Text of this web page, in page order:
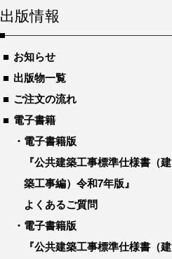
出版情報
お知らせ
出版物一覧
ご注文の流れ
電子書籍
電子書籍版
『公共建築工事標準仕様書（建
築工事編）令和7年版』
よくあるご質問
電子書籍版
『公共建築工事標準仕様書（建